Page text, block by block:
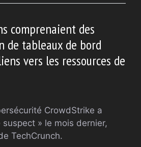
comprenaient des
de tableaux de bord
vers les ressources de
CrowdStrike a
» le mois dernier,
TechCrunch.